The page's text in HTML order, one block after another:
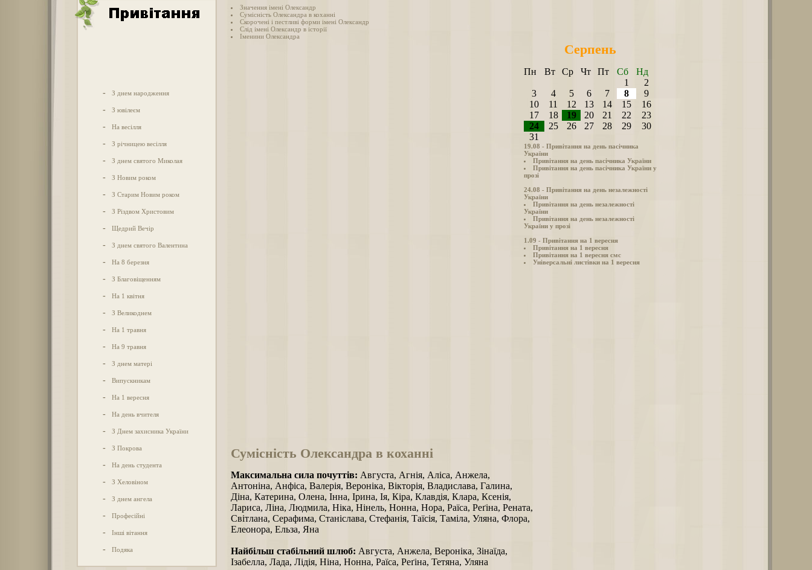
- З днем народження
- З ювілеєм
- На весілля
- З річницею весілля
- З днем святого Миколая
- З Новим роком
- З Старим Новим роком
- З Різдвом Христовим
- Щедрий Вечір
- З днем святого Валентина
- На 8 березня
- З Благовіщенням
- На 1 квітня
- З Великоднем
- На 1 травня
- На 9 травня
- З днем матері
- Випускникам
- На 1 вересня
- На день вчителя
- З Днем захисника України
- З Покрова
- На день студента
- З Хеловіном
- З днем ангела
- Професійні
- Інші вітання
- Подяка
Значення імені Олександр
Сумісність Олександра в коханні
Скорочені і пестливі форми імені Олександр
Слід імені Олександр в історії
Іменини Олександра
Серпень
Пн Вт Ср Чт Пт Сб
Нд
1
2
3
4 5 6 7 8
9
10
11 12 13 14 15
16
17
18 19 20 21 22
23
24
25 26 27 28 29
30
31
19.08 - Привітання на день пасічника
України
Привітання на день пасічника України
Привітання на день пасічника України у
прозі
24.08 - Привітання на день незалежності
України
Привітання на день незалежності
України
Привітання на день незалежності
України у прозі
1.09 - Привітання на 1 вересня
Привітання на 1 вересня
Привітання на 1 вересня смс
Універсальні листівки на 1 вересня
Сумісність Олександра в коханні
Максимальна сила почуттів: Августа, Агнія, Аліса, Анжела,
Антоніна, Анфіса, Валерія, Вероніка, Вікторія, Владислава, Галина,
Діна, Катерина, Олена, Інна, Ірина, Ія, Кіра, Клавдія, Клара, Ксенія,
Лариса, Ліна, Людмила, Ніка, Нінель, Нонна, Нора, Раїса, Реґіна, Рената,
Світлана, Серафима, Станіслава, Стефанія, Таїсія, Таміла, Уляна, Флора,
Елеонора, Ельза, Яна
Найбільш стабільний шлюб: Августа, Анжела, Вероніка, Зінаїда,
Ізабелла, Лада, Лідія, Ніна, Нонна, Раїса, Реґіна, Тетяна, Уляна